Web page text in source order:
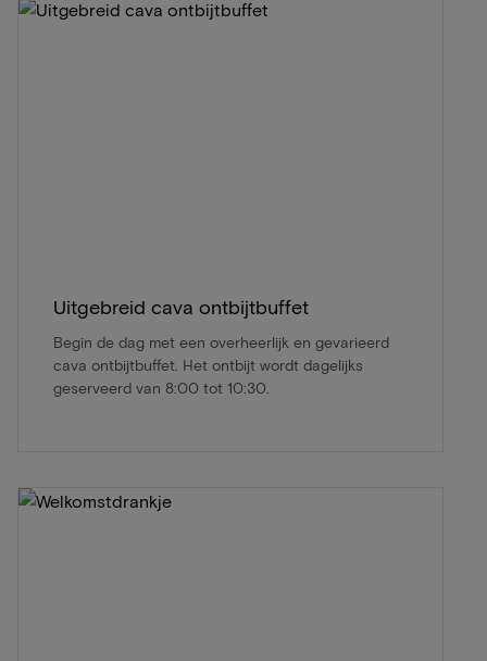
Uitgebreid cava ontbijtbuffet
Begin de dag met een overheerlijk en gevarieerd
cava ontbijtbuffet. Het ontbijt wordt dagelijks
geserveerd van 8:00 tot 10:30.